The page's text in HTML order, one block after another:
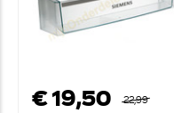
€ 19,50
22,99